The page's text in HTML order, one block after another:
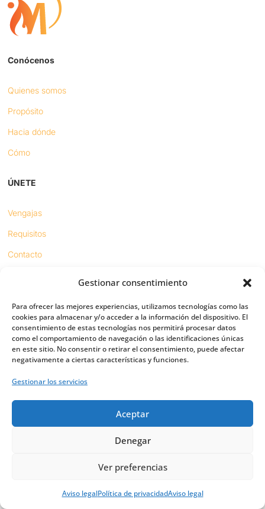
Gestionar consentimiento
Para ofrecer las mejores experiencias, utilizamos tecnologías como las
cookies para almacenar y/o acceder a la información del dispositivo. El
consentimiento de estas tecnologías nos permitirá procesar datos
como el comportamiento de navegación o las identificaciones únicas
en este sitio. No consentir o retirar el consentimiento, puede afectar
negativamente a ciertas características y funciones.
Gestionar los servicios
Aceptar
Denegar
Ver preferencias
Aviso legalPolítica de privacidadAviso legal
Conócenos
Quienes somos
Propósito
Hacia dónde
Cómo
ÚNETE
Vengajas
Requisitos
Contacto
Sínodo digital
Respeto en redes
PUENTES